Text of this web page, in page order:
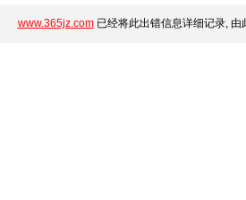
www.365jz.com已经将此出错信息详细记录, 由